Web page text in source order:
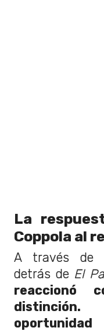
La
Coppola al
A través de
detrás de El
reaccionó